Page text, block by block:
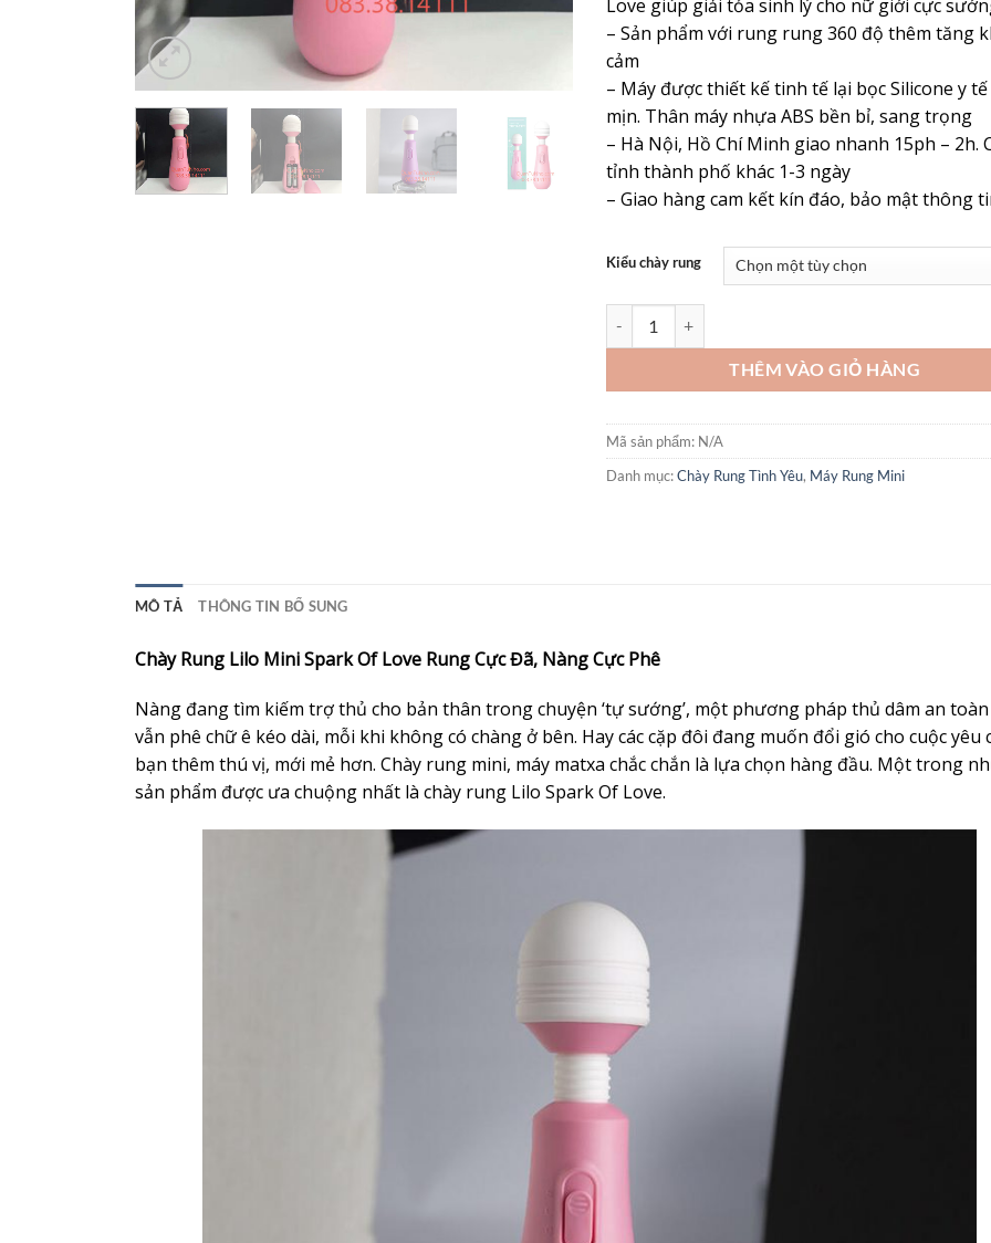
Love giúp giải tỏa sinh lý cho nữ giới cực
– Sản phẩm với rung rung 360 độ thêm tăng
cảm
– Máy được thiết kế tinh tế lại bọc Silicone y tế
mịn. Thân máy nhựa ABS bền bỉ, sang trọng
– Hà Nội, Hồ Chí Minh giao nhanh 15ph – 2h.
tỉnh thành phố khác 1-3 ngày
– Giao hàng cam kết kín đáo, bảo mật thông
Kiểu chày rung
THÊM VÀO GIỎ HÀNG
Mã sản phẩm: N/A
Danh mục:Chày Rung Tình Yêu, Máy Rung Mini
MÔ TẢ THÔNG TIN BỔ SUNG
Chày Rung Lilo Mini Spark Of Love Rung Cực Đã, Nàng Cực Phê
Nàng đang tìm kiếm trợ thủ cho bản thân trong chuyện ‘tự sướng’, một phương pháp thủ dâm an toàn
vẫn phê chữ ê kéo dài, mỗi khi không có chàng ở bên. Hay các cặp đôi đang muốn đổi gió cho cuộc yêu
bạn thêm thú vị, mới mẻ hơn. Chày rung mini, máy matxa chắc chắn là lựa chọn hàng đầu. Một trong
sản phẩm được ưa chuộng nhất là chày rung Lilo Spark Of Love.